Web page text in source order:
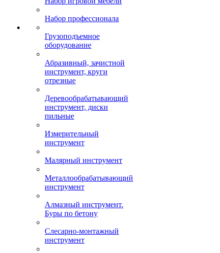
Набор профессионала
Грузоподъемное
оборудование
Абразивный, зачистной
инструмент, круги
отрезные
Деревообрабатывающий
инструмент, диски
пильные
Измерительный
инструмент
Малярный инструмент
Металлообрабатывающий
инструмент
Алмазный инструмент.
Буры по бетону
Слесарно-монтажный
инструмент